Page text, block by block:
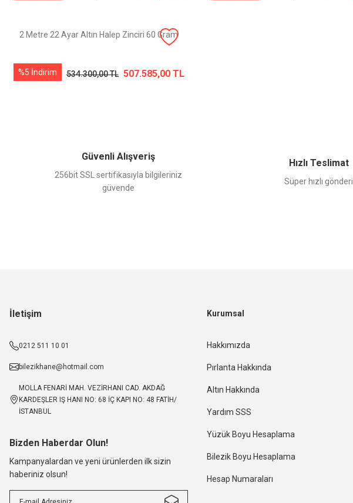
2 Metre 22 Ayar Altın Halep Zinciri 60 Gram
%5 İndirim 534.300,00 TL 507.585,00 TL
Güvenli Alışveriş
256bit SSL sertifikasıyla bilgileriniz
güvende
Hızlı Teslimat
Süper hızlı gönderi
İletişim
0212 511 10 01
bilezikhane@hotmail.com
MOLLA FENARİ MAH. VEZİRHANI CAD. AKDAĞ
KARDEŞLER IŞ HANI NO: 68 İÇ KAPI NO: 48 FATİH/
İSTANBUL
Bizden Haberdar Olun!
Kampanyalardan ve yeni ürünlerden ilk sizin
haberiniz olsun!
Kurumsal
Hakkımızda
Pırlanta Hakkında
Altın Hakkında
Yardım SSS
Yüzük Boyu Hesaplama
Bilezik Boyu Hesaplama
Hesap Numaraları